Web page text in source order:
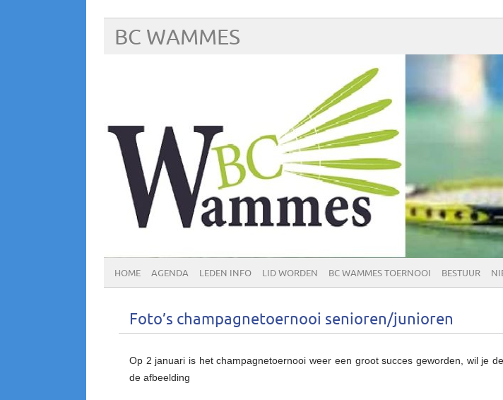
BC WAMMES
HOME AGENDA LEDEN INFO LID WORDEN BC WAMMES TOERNOOI BESTUUR
Foto’s champagnetoernooi senioren/junioren
Op 2 januari is het champagnetoernooi weer een groot succes geworden, wil je
de afbeelding